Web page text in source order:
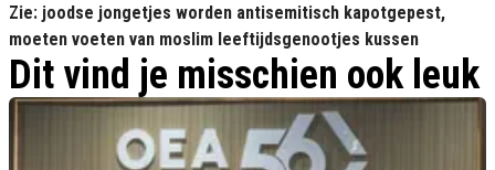
Zie: joodse jongetjes worden antisemitisch kapotgepest,
moeten voeten van moslim leeftijdsgenootjes kussen
Dit vind je misschien ook leuk